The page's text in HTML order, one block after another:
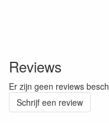
Reviews
Er zijn geen reviews
Schrijf een review